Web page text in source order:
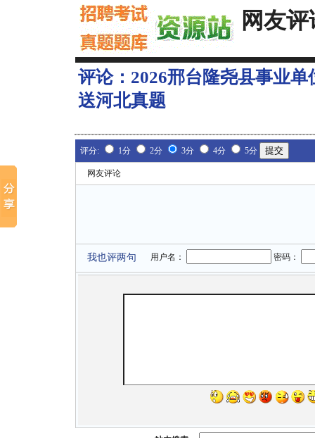
网友评
评论： 2026邢台隆尧县事业
送河北真题
评分: 1分 2分 3分 4分 5分
网友评论
我也评两句 用户名： 密码：